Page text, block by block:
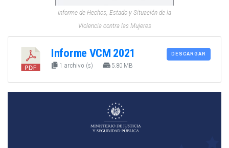
Informe de Hechos, Estado y Situación de la
Violencia contra las Mujeres
Informe VCM 2021
1 archivo (s) 5.80 MB
DESCARGAR